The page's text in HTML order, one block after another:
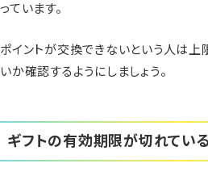
っています。
ポイントが交換できないという人は
いか確認するようにしましょう。
ギフトの有効期限が切れている